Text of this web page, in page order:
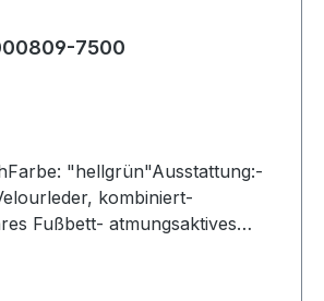
7500
"hellgrün"Ausstattung:-
kombiniert-
Fußbett- atmungsaktives